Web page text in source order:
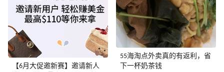
【6月大促邀新赛】邀请新人
55海淘点外卖真的有返利，省
下一杯奶茶钱